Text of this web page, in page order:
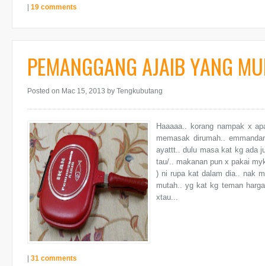
19 comments
PEMANGGANG AJAIB YANG
Posted on Mac 15, 2013 by Tengkubutang
Haaaaa.. korang nampak x
memasak dirumah..
ayattt.. dulu masa kat kg ada
tau/.. makanan pun x pakai
) ni rupa kat dalam dia.. nak
mutah.. yg kat kg teman
xtau...
31 comments